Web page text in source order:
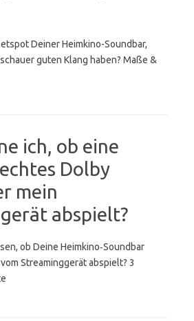
Deiner Heimkino-Soundbar,
guten Klang haben? Maße &
ich, ob eine
Dolby
mein
abspielt?
ob Deine Heimkino‑Soundbar
Streaminggerät abspielt? 3